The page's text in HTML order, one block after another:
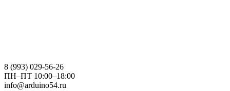
8 (993) 029-56-26
ПН–ПТ 10:00–18:00
info@arduino54.ru